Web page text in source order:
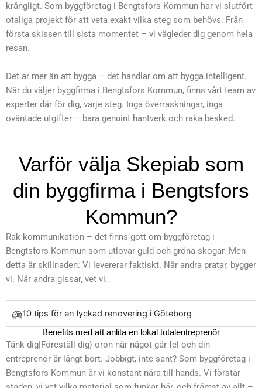
krångligt. Som byggföretag i Bengtsfors Kommun har vi slutfört
otaliga projekt för att veta exakt vilka steg som behövs. Från
första skissen till sista momentet – vi vägleder dig genom hela
resan.
Det är mer än att bygga – det handlar om att bygga intelligent.
När du väljer byggfirma i Bengtsfors Kommun, finns vårt team av
experter där för dig, varje steg. Inga överraskningar, inga
oväntade utgifter – bara genuint hantverk och raka besked.
Varför välja Skepiab som
din byggfirma i Bengtsfors
Kommun?
Rak kommunikation – det finns gott om byggföretag i
Bengtsfors Kommun som utlovar guld och gröna skogar. Men
detta är skillnaden: Vi levererar faktiskt. När andra pratar, bygger
vi. När andra gissar, vet vi.
10 tips för en lyckad renovering i Göteborg
Benefits med att anlita en lokal totalentreprenör
Tänk dig|Föreställ dig} oron när något går fel och din
entreprenör är långt bort. Jobbigt, inte sant? Som byggföretag i
Bengtsfors Kommun är vi konstant nära till hands. Vi förstår